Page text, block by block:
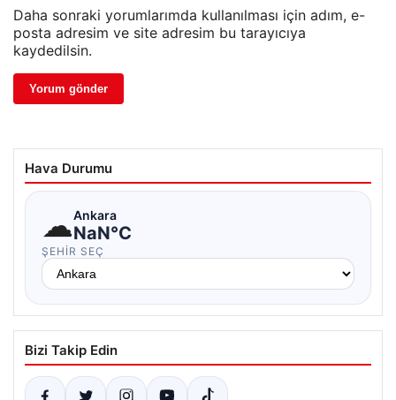
Daha sonraki yorumlarımda kullanılması için adım, e-
posta adresim ve site adresim bu tarayıcıya
kaydedilsin.
Hava Durumu
☁Ankara
NaN°C
ŞEHIR SEÇ
Bizi Takip Edin